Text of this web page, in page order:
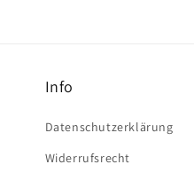
Info
Datenschutzerklärung
Widerrufsrecht